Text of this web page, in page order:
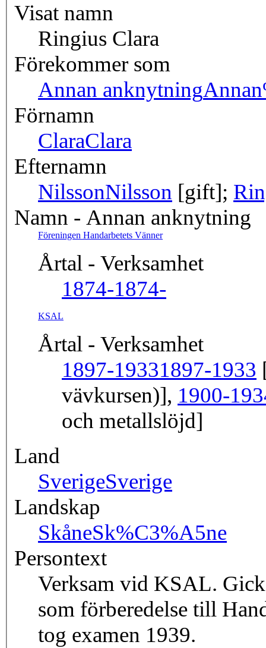
Visat namn
Ringius Clara
Förekommer som
Annan anknytning
Förnamn
ClaraClara
Efternamn
NilssonNilsson [gift];
Namn - Annan anknytning
Föreningen Handarbetets Vänner
Årtal - Verksamhet
1874-1874-
KSAL
Årtal - Verksamhet
1897-19331897-1933
vävkursen)], 1900-
och metallslöjd]
Land
SverigeSverige
Landskap
SkåneSk%C3%A5ne
Persontext
Verksam vid KSAL. Gick
som förberedelse till
tog examen 1939.